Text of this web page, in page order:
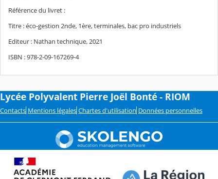
Référence du livret :
Titre : éco-gestion 2nde, 1ère, terminales, bac pro industriels
Editeur : Nathan technique, 2021
ISBN : 978-2-09-167269-4
Lycée Polyvalent Pierre Joël Bonté - RIOM
Contacts Mentions légales Chartes d'utilisation Données personnelles